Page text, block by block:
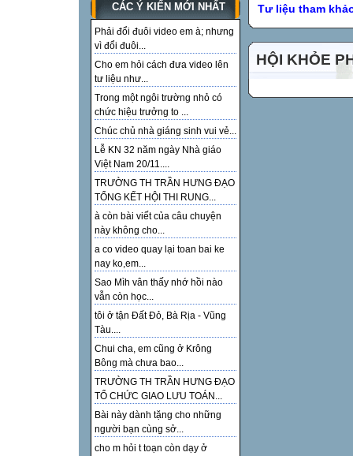
CÁC Ý KIẾN MỚI NHẤT
Phải đổi đuôi video em à; nhưng
vì đổi đuôi...
Cho em hỏi cách đưa video lên
tư liệu như...
Trong một ngôi trường nhỏ có
chức hiệu trưởng to ...
Chúc chủ nhà giáng sinh vui vẻ...
Lễ KN 32 năm ngày Nhà giáo
Việt Nam 20/11....
TRƯỜNG TH TRẦN HƯNG ĐẠO
TỔNG KẾT HỘI THI RUNG...
à còn bài viết của câu chuyện
này không cho...
a co video quay lại toan bai ke
nay ko,em...
Sao Mìh vân thấy nhớ hồi nào
vẫn còn học...
tôi ở tận Đất Đỏ, Bà Rịa - Vũng
Tàu....
Chui cha, em cũng ở Krông
Bông mà chưa bao...
TRƯỜNG TH TRẦN HƯNG ĐẠO
TỔ CHỨC GIAO LƯU TOÁN...
Bài này dành tặng cho những
người bạn cùng sở...
cho m hỏi t toạn còn dạy ở
Tư liệu tham
HỘI KHỎE